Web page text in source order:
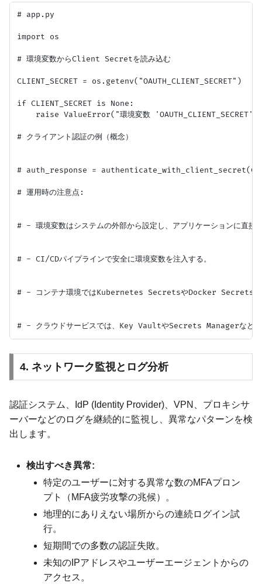
# app.py
import os
# 環境変数からClient Secretを読み込む
CLIENT_SECRET = os.getenv("OAUTH_CLIENT_SECRET")
if CLIENT_SECRET is None:
raise ValueError("環境変数 'OAUTH_CLIENT_SECRET' が
# クライアント認証の例（概念）
# auth_response =
# 運用時の注意点:
# - 環境変数はシステムの外部から設定し、アプリケーションに直接
# - CI/CDパイプラインで安全に環境変数を注入する。
# - コンテナ環境ではKubernetes SecretsやDocker Secretsを
4. ネットワーク監視とログ分析
認証システム、IdP (Identity Provider)、VPN、プロキシサ
ーバーなどのログを継続的に監視し、異常なパターンを検
出します。
検出すべき異常:
特定のユーザーに対する異常な数のMFAプロン
プト（MFA疲労攻撃の兆候）。
地理的にありえない場所からの連続ログイン試
行。
短期間での多数の認証失敗。
未知のIPアドレスやユーザーエージェントからの
アクセス。